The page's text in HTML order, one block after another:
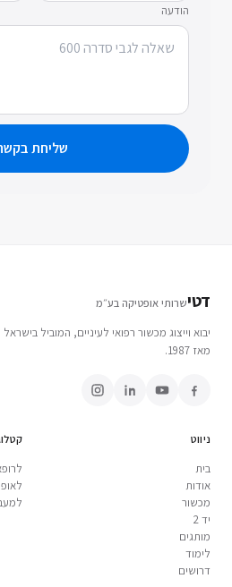
הודעה
שליחת
דטישרותי אופטיקה בע״מ
יבוא וייצוג מכשור רפואי לעיניים, המוביל בישראל
מאז 1987.
ניווט
בית
אודות
מכשור
יד 2
מותגים
לימוד
דרושים